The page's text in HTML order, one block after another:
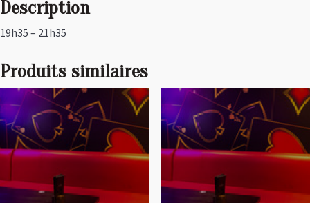
Description
19h35 – 21h35
Produits similaires